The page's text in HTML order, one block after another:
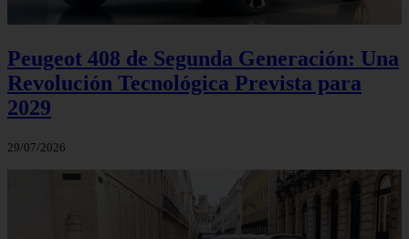
Peugeot 408 de Segunda Generación: Una
Revolución Tecnológica Prevista para
2029
29/07/2026